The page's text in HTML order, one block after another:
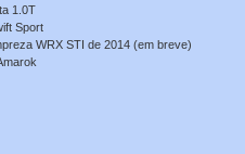
1.0T
Sport
WRX STI de 2014 (em breve)